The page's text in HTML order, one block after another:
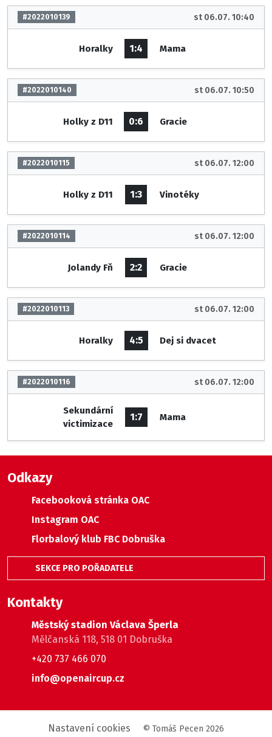
#2022010139 st 06.07. 10:40
Horalky 1:4 Mama
#2022010140 st 06.07. 10:50
Holky z D11 0:6 Gracie
#2022010115 st 06.07. 12:00
Holky z D11 1:3 Vinotéky
#2022010114 st 06.07. 12:00
Jolandy Fň 2:2 Gracie
#2022010113 st 06.07. 12:00
Horalky 4:5 Dej si dvacet
#2022010116 st 06.07. 12:00
Sekundární
victimizace
1:7 Mama
Odkazy
Facebooková stránka OAC
Instagram OAC
Florbalový klub FBC Dobruška
SEKCE PRO POŘADATELE
Kontakty
Městský stadion Václava Šperla
Mělčanská 118, 518 01 Dobruška
+420 737 466 070
info@openaircup.cz
Nastavení cookies © Tomáš Pecen 2026